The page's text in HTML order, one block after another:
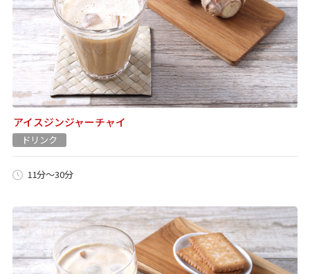
アイスジンジャーチャイ
ドリンク
11分～30分